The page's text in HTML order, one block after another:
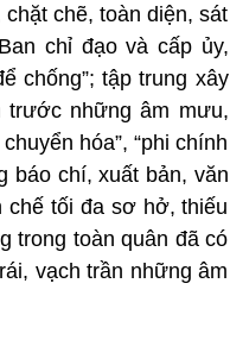
chẽ, toàn diện, sát
chỉ đạo và cấp ủy,
chống”; tập trung xây
trước những âm mưu,
hóa”, “phi chính
báo chí, xuất bản, văn
chế tối đa sơ hở, thiếu
trong toàn quân đã có
vạch trần những âm